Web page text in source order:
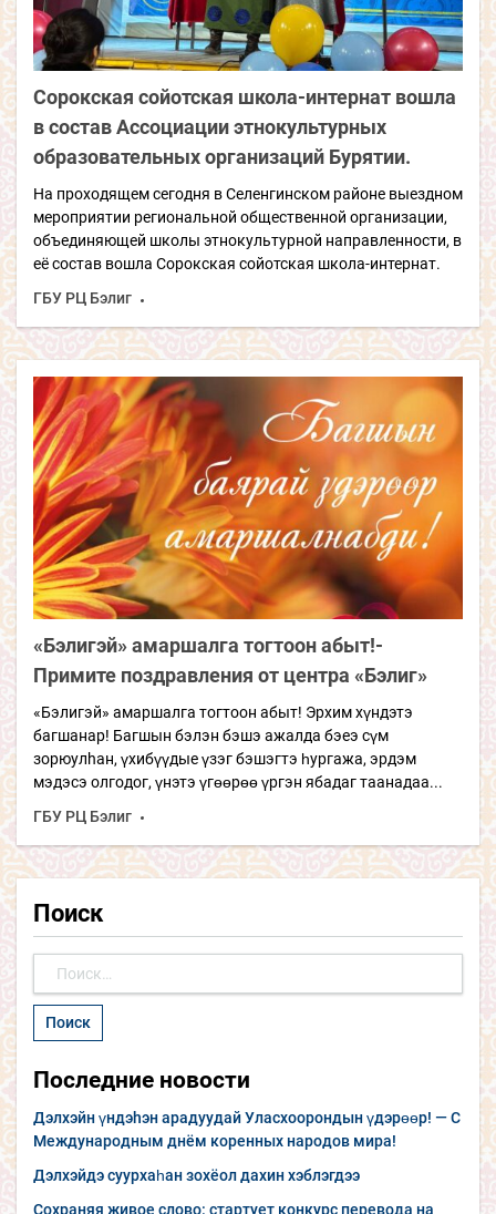
Сорокская сойотская школа-интернат вошла
в состав Ассоциации этнокультурных
образовательных организаций Бурятии.
На проходящем сегодня в Селенгинском районе выездном
мероприятии региональной общественной организации,
объединяющей школы этнокультурной направленности, в
её состав вошла Сорокская сойотская школа-интернат.
ГБУ РЦ Бэлиг
«Бэлигэй» амаршалга тогтоон абыт!-
Примите поздравления от центра «Бэлиг»
«Бэлигэй» амаршалга тогтоон абыт! Эрхим хүндэтэ
багшанар! Багшын бэлэн бэшэ ажалда бэеэ сүм
зорюулhан, үхибүүдые үзэг бэшэгтэ һургажа, эрдэм
мэдэсэ олгодог, үнэтэ үгөөрөө үргэн ябадаг таанадаа...
ГБУ РЦ Бэлиг
Поиск
Последние новости
Дэлхэйн үндэhэн арадуудай Уласхоорондын үдэрөөр! — С
Международным днём коренных народов мира!
Дэлхэйдэ суурхаһан зохёол дахин хэблэгдээ
Сохраняя живое слово: стартует конкурс перевода на